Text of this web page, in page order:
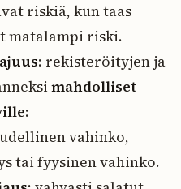
riskiä, kun taas
matalampi riski.
: rekisteröityjen ja
mahdolliset
:
vahinko,
tai fyysinen vahinko.